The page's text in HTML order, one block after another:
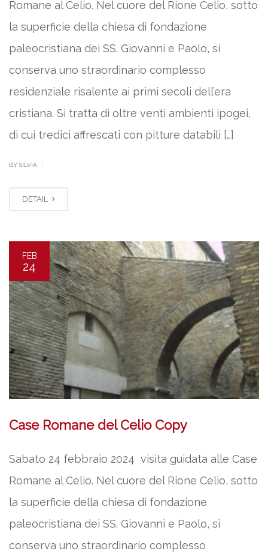
Romane al Celio. Nel cuore del Rione Celio, sotto
la superficie della chiesa di fondazione
paleocristiana dei SS. Giovanni e Paolo, si
conserva uno straordinario complesso
residenziale risalente ai primi secoli dell’era
cristiana. Si tratta di oltre venti ambienti ipogei,
di cui tredici affrescati con pitture databili […]
BY SILVIA
DETAIL
FEB
24
Case Romane del Celio Copy
Sabato 24 febbraio 2024 visita guidata alle Case
Romane al Celio. Nel cuore del Rione Celio, sotto
la superficie della chiesa di fondazione
paleocristiana dei SS. Giovanni e Paolo, si
conserva uno straordinario complesso